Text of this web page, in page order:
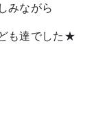
みながら
も達でした★